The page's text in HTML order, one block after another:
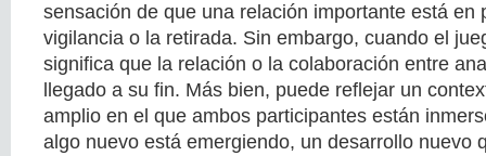
sensación de que una relación importante está en
vigilancia o la retirada. Sin embargo, cuando el
significa que la relación o la colaboración entre
llegado a su fin. Más bien, puede reflejar un
amplio en el que ambos participantes están
algo nuevo está emergiendo, un desarrollo nuevo